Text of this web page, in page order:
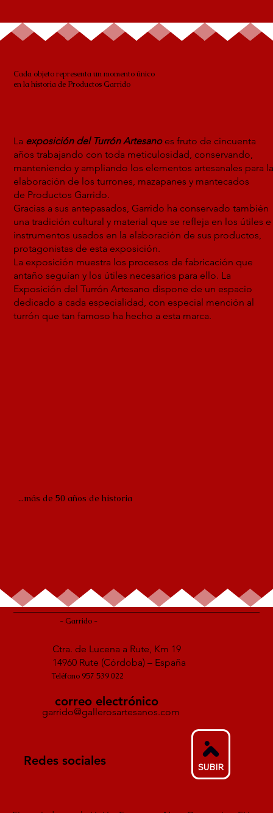
Cada objeto representa un momento único
en la historia de Productos Garrido
La exposición del Turrón Artesanoes fruto de cincuenta
años trabajando con toda meticulosidad, conservando,
manteniendo y ampliando los elementos artesanales para
elaboración de los turrones, mazapanes y mantecados
de Productos Garrido.
Gracias a sus antepasados, Garrido ha conservado también
una tradición cultural y material que se refleja en los útiles e
instrumentos usados en la elaboración de sus productos,
protagonistas de esta exposición.
La exposición muestra los procesos de fabricación que
antaño seguían y los útiles necesarios para ello. La
Exposición del Turrón Artesano dispone de un espacio
dedicado a cada especialidad, con especial mención al
turrón que tan famoso ha hecho a esta marca.
...más de 50 años de historia
- Garrido -
Ctra. de Lucena a Rute, Km 19
14960 Rute (Córdoba) – España
Teléfono 957 539 022
correo electrónico
garrido@gallerosartesanos.com
Redes sociales SUBIR